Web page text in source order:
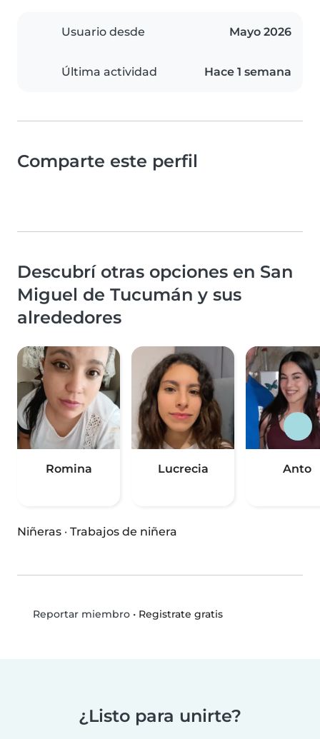
Usuario desde Mayo 2026
Última actividad Hace 1 semana
Comparte este perfil
Descubrí otras opciones en San
Miguel de Tucumán y sus
alrededores
Romina Lucrecia Anto
Niñeras · Trabajos de niñera
Reportar miembro• Registrate gratis
¿Listo para unirte?